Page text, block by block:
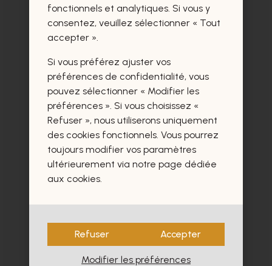
Ces produits vous intéresseront
certainement aussi.
fonctionnels et analytiques. Si vous y
consentez, veuillez sélectionner « Tout
accepter ».
Si vous préférez ajuster vos
préférences de confidentialité, vous
pouvez sélectionner « Modifier les
préférences ». Si vous choisissez «
Refuser », nous utiliserons uniquement
des cookies fonctionnels. Vous pourrez
toujours modifier vos paramètres
ultérieurement via notre page dédiée
aux cookies.
Refuser Accepter
Modifier les préférences